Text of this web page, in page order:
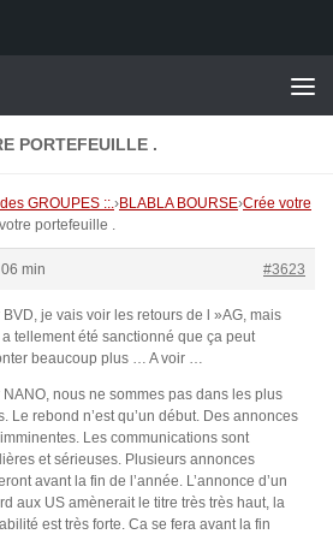
PORTEFEUILLE .
des GROUPES ::.›BLABLA BOURSE›Crée votre
portefeuille .
min
#3623
BVD, je vais voir les retours de l »AG, mais
a tellement été sanctionné que ça peut
beaucoup plus … A voir …
NANO, nous ne sommes pas dans les plus
Le rebond n’est qu’un début. Des annonces
Les communications sont
et sérieuses. Plusieurs annonces
avant la fin de l’année. L’annonce d’un
aux US amènerait le titre très très haut, la
est très forte. Ca se fera avant la fin